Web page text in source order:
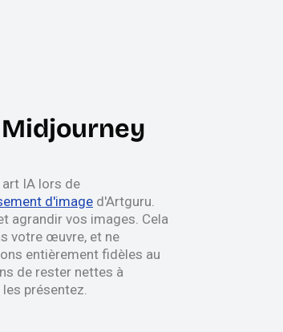
IA lors de
d'image d'Artguru.
agrandir vos images. Cela
votre œuvre, et ne
entièrement fidèles au
de rester nettes à
présentez.